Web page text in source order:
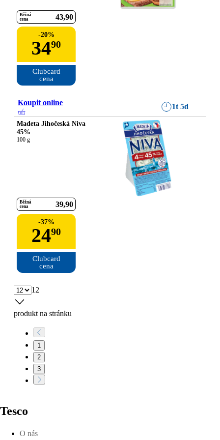
Běžná
cena
43 90
-20%
3490
Clubcard
cena
Koupit online 1t 5d
Madeta Jihočeská Niva
45%
100 g
Běžná
cena
39 90
-37%
2490
Clubcard
cena
12
produkt na stránku
1
2
3
Tesco
O nás